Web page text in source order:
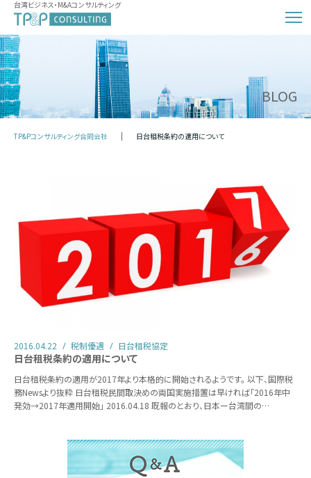
台湾ビジネス・M&Aコンサルティング
BLOG
TP&Pコンサルティング合同会社 日台租税条約の適用について
2016.04.22 税制優遇 日台租税協定
日台租税条約の適用について
日台租税条約の適用が2017年より本格的に開始されるようです。 以下、国際税
務Newsより抜粋 日台租税民間取決めの両国実施措置は早ければ「2016年中
発効→2017年適用開始」 2016.04.18 既報のとおり、日本ー台湾間の…